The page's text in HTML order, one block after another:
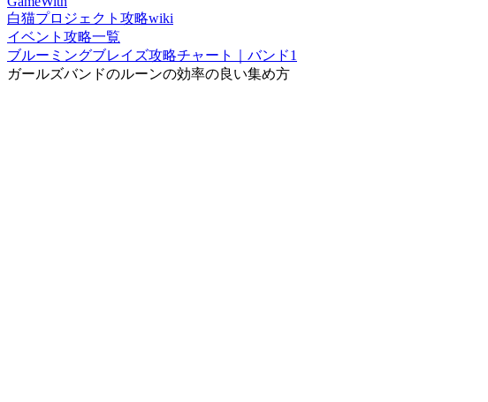
白猫プロジェクト攻略wiki
イベント攻略一覧
ブルーミングブレイズ攻略チャート｜バンド1
ガールズバンドのルーンの効率の良い集め方